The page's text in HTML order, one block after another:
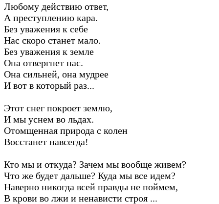
Любому действию ответ,
А преступлению кара.
Без уважения к себе
Нас скоро станет мало.
Без уважения к земле
Она отвергнет нас.
Она сильней, она мудрее
И вот в который раз...
Этот снег покроет землю,
И мы уснем во льдах.
Отомщенная природа с колен
Восстанет навсегда!
Кто мы и откуда? Зачем мы вообще живем?
Что же будет дальше? Куда мы все идем?
Наверно никогда всей правды не поймем,
В крови во лжи и ненависти строя ...